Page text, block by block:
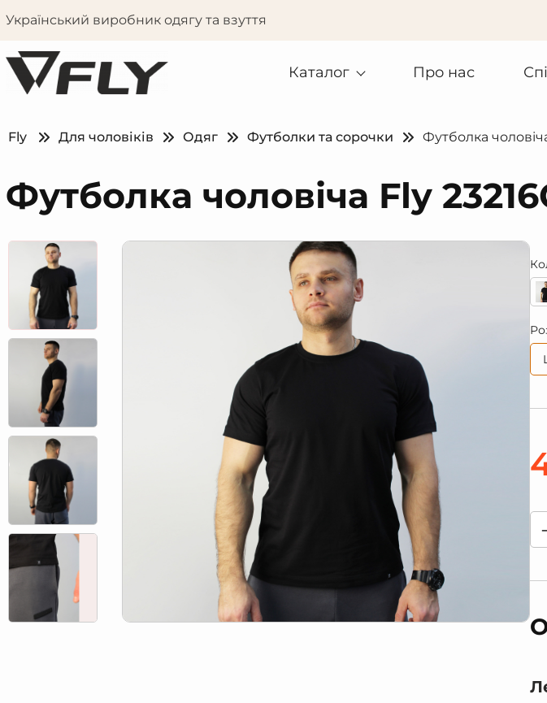
Український виробник одягу та взуття
Каталог Про нас
Fly Для чоловіків Одяг Футболки та сорочки Футболка
Футболка чоловіча Fly
L